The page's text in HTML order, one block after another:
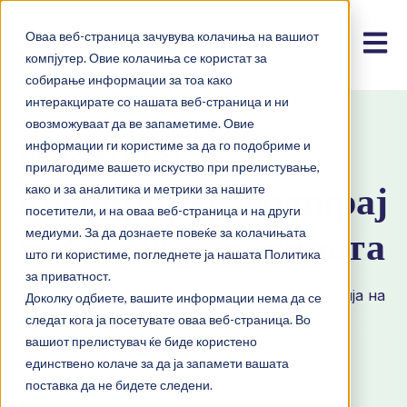
Оваа веб-страница зачувува колачиња на вашиот
компјутер. Овие колачиња се користат за
собирање информации за тоа како
интеракцирате со нашата веб-страница и ни
овозможуваат да ве запаметиме. Овие
информации ги користиме за да го подобриме и
прилагодиме вашето искуство при прелистување,
како и за аналитика и метрики за нашите
посетители, и на оваа веб-страница и на други
медиуми. За да дознаете повеќе за колачињата
што ги користиме, погледнете ја нашата Политика
за приватност.
Доколку одбиете, вашите информации нема да се
следат кога ја посетувате оваа веб-страница. Во
вашиот прелистувач ќе биде користено
единствено колаче за да ја запамети вашата
поставка да не бидете следени.
Open
Иновирај,
инспирирај, едуцирај
– Заедно за иднината
Добредојдовте во Меѓународната асоцијација на
иновативни наставници и менаџери во
образованието (IAITME).